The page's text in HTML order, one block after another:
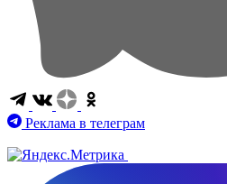
Реклама в телеграм